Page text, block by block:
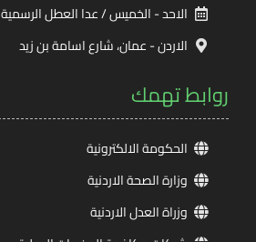
الاحد - الخميس / عدا العطل الرسمية
الاردن - عمان، شارع اسامة بن زيد
روابط تهمك
الحكومة الالكترونية
وزارة الصحة الاردنية
وزراة العدل الاردنية